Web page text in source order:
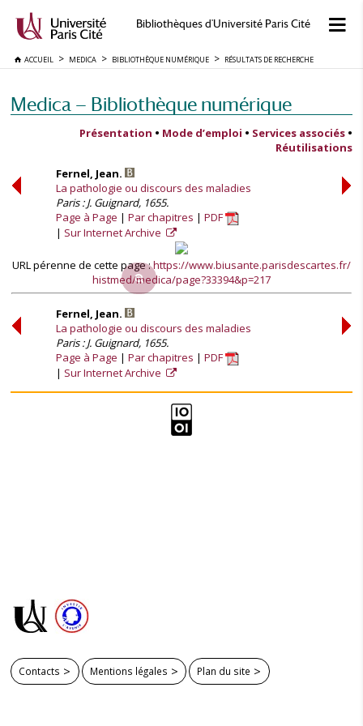
Bibliothèques d'Université Paris Cité
ACCUEIL MEDICA BIBLIOTHÈQUE NUMÉRIQUE RÉSULTATS DE RECHERCHE
Medica — Bibliothèque numérique
Présentation • Mode d’emploi • Services associés •
Réutilisations
Fernel, Jean.
La pathologie ou discours des maladies
Paris : J. Guignard, 1655.
Page à Page
Par chapitres
PDF
Sur Internet Archive
URL pérenne de cette page :https://www.biusante.parisdescartes.fr/
histmed/medica/page?33394&p=217
Fernel, Jean.
La pathologie ou discours des maladies
Paris : J. Guignard, 1655.
Page à Page
Par chapitres
PDF
Sur Internet Archive
Contacts Mentions légales Plan du site